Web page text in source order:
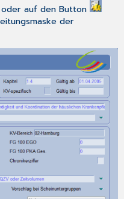
auf den Button
der